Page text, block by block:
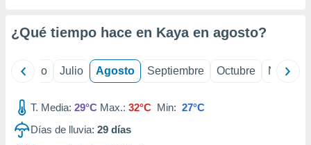
publicidad
¿Qué tiempo hace en Kaya en agosto?
Junio Julio Agosto Septiembre Octubre
T. Media: 29°C Max.: 32°C Min: 27°C
Días de lluvia: 29 días